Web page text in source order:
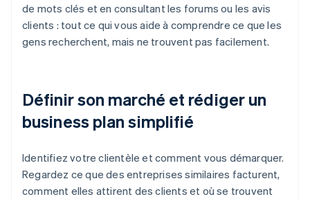
de mots clés et en consultant les forums ou les avis
clients : tout ce qui vous aide à comprendre ce que les
gens recherchent, mais ne trouvent pas facilement.
Définir son marché et rédiger un
business plan simplifié
Identifiez votre clientèle et comment vous démarquer.
Regardez ce que des entreprises similaires facturent,
comment elles attirent des clients et où se trouvent